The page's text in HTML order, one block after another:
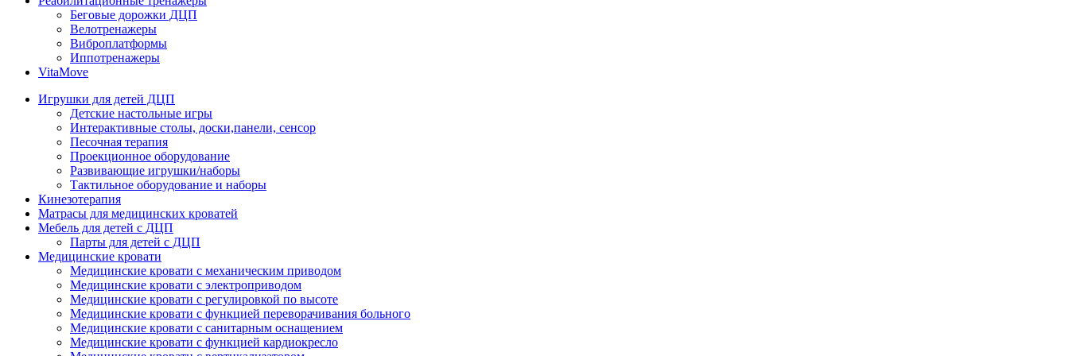
Беговые дорожки ДЦП
Велотренажеры
Виброплатформы
Иппотренажеры
VitaMove
Игрушки для детей ДЦП
Детские настольные игры
Интерактивные столы, доски,панели, сенсор
Песочная терапия
Проекционное оборудование
Развивающие игрушки/наборы
Тактильное оборудование и наборы
Кинезотерапия
Матрасы для медицинских кроватей
Мебель для детей с ДЦП
Парты для детей с ДЦП
Медицинские кровати
Медицинские кровати с механическим приводом
Медицинские кровати с электроприводом
Медицинские кровати с регулировкой по высоте
Медицинские кровати с функцией переворачивания больного
Медицинские кровати с санитарным оснащением
Медицинские кровати с функцией кардиокресло